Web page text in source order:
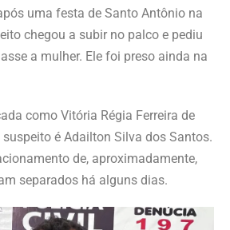
uma festa de Santo Antônio na
chegou a subir no palco e pediu
a mulher. Ele foi preso ainda na
como Vitória Régia Ferreira de
suspeito é Adailton Silva dos Santos.
de, aproximadamente,
separados há alguns dias.